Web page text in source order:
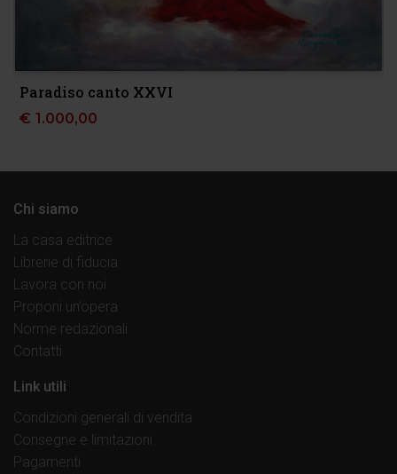
Paradiso canto XXVI
€ 1.000,00
Chi siamo
La casa editrice
Librerie di fiducia
Lavora con noi
Proponi un’opera
Norme redazionali
Contatti
Link utili
Condizioni generali di vendita
Consegne e limitazioni
Pagamenti